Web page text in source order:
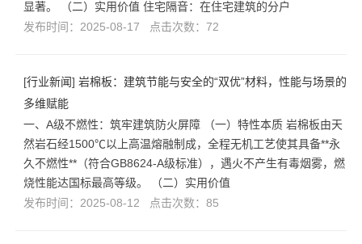
显著。 （二）实用价值 住宅隔音：在住宅建筑的分户
发布时间：2025-08-17 点击次数：72
[行业新闻] 岩棉板：建筑节能与安全的“双优”材料，性能与场景的
多维赋能
一、A级不燃性：筑牢建筑防火屏障 （一）特性本质 岩棉板由天
然岩石经1500℃以上高温熔融制成，全程无机工艺使其具备**永
久不燃性**（符合GB8624-A级标准），遇火不产生有毒烟雾，燃
烧性能达国标最高等级。 （二）实用价值
发布时间：2025-08-12 点击次数：85